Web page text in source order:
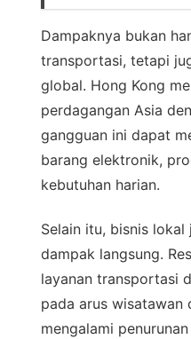
Dampaknya bukan
transportasi, tetapi
global. Hong Kong
perdagangan Asia
gangguan ini dapat
barang elektronik,
kebutuhan harian.
Selain itu, bisnis lokal
dampak langsung.
layanan transportasi
pada arus wisatawan
mengalami